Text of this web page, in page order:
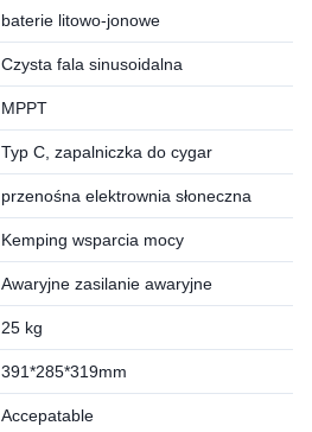
baterie litowo-jonowe
Czysta fala sinusoidalna
MPPT
Typ C, zapalniczka do cygar
przenośna elektrownia słoneczna
Kemping wsparcia mocy
Awaryjne zasilanie awaryjne
25 kg
391*285*319mm
Accepatable